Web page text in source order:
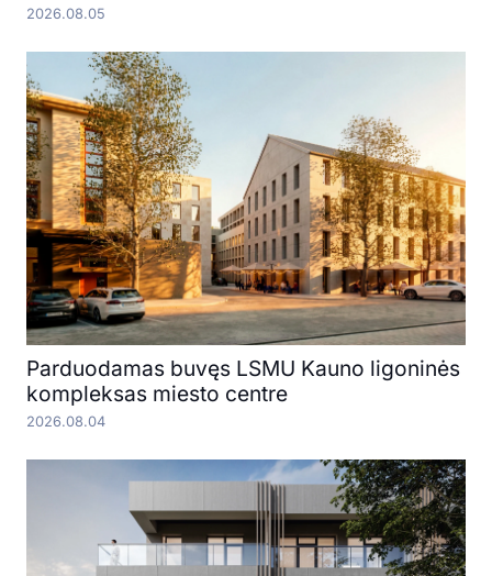
2026.08.05
Parduodamas buvęs LSMU Kauno ligoninės
kompleksas miesto centre
2026.08.04